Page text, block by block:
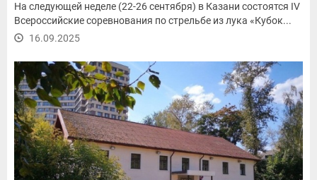
На следующей неделе (22-26 сентября) в Казани состоятся IV
Всероссийские соревнования по стрельбе из лука «Кубок...
16.09.2025